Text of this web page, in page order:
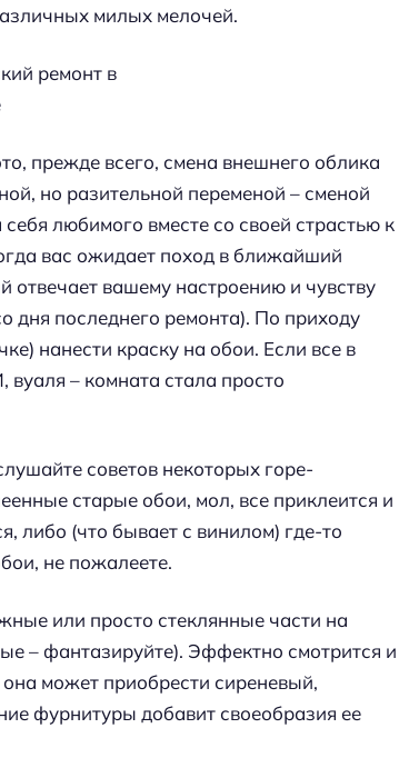
милых мелочей.
прежде всего, смена внешнего облика
но разительной переменой – сменой
любимого вместе со своей страстью к
вас ожидает поход в ближайший
отвечает вашему настроению и чувству
дня последнего ремонта). По приходу
нанести краску на обои. Если все в
вуаля – комната стала просто
советов некоторых горе-
старые обои, мол, все приклеится и
либо (что бывает с винилом) где-то
не пожалеете.
или просто стеклянные части на
– фантазируйте). Эффектно смотрится и
может приобрести сиреневый,
фурнитуры добавит своеобразия ее